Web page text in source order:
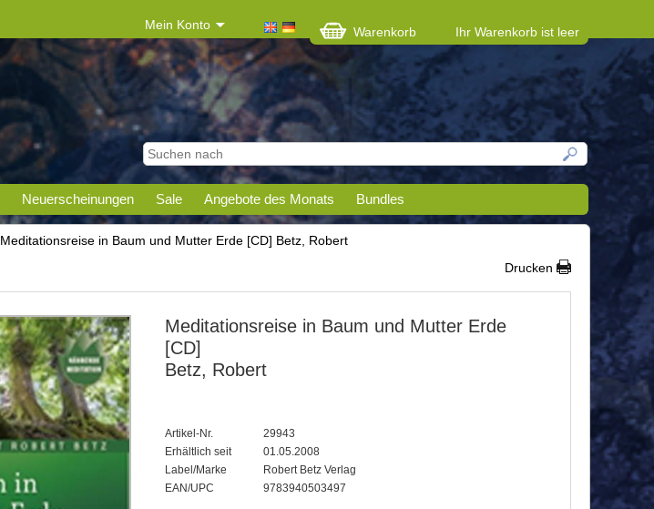
Mein Konto Warenkorb Ihr Warenkorb ist leer
Neuerscheinungen Sale Angebote des Monats Bundles
Meditationsreise in Baum und Mutter Erde [CD] Betz, Robert
Drucken
Meditationsreise in Baum und Mutter Erde
[CD]
Betz, Robert
Artikel-Nr.
29943
Erhältlich seit
01.05.2008
Label/Marke
Robert Betz Verlag
EAN/UPC
9783940503497